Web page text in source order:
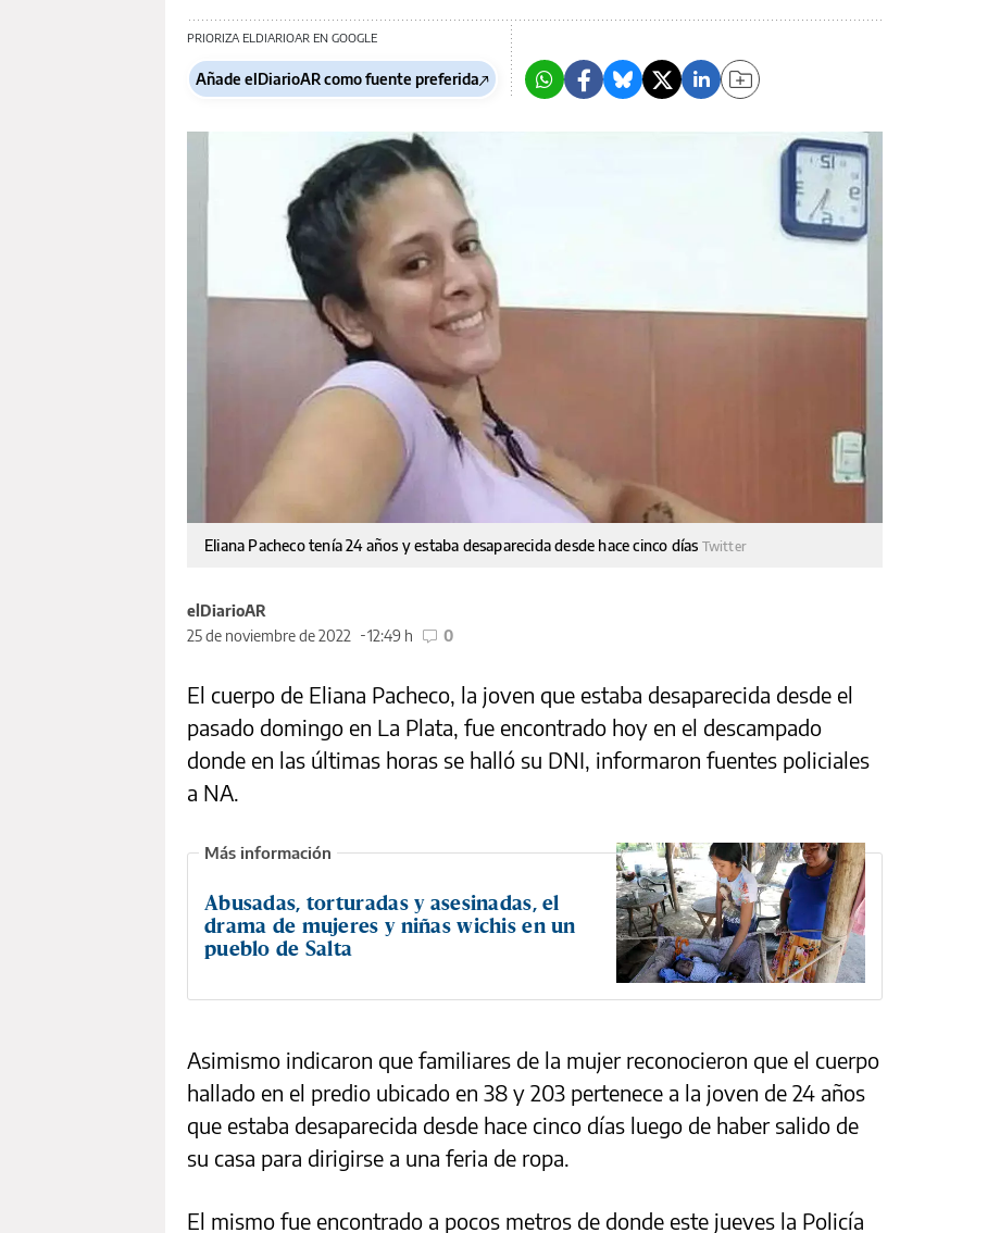
PRIORIZA ELDIARIOAR EN GOOGLE
Añade elDiarioAR como fuente preferida
Eliana Pacheco tenía 24 años y estaba desaparecida desde hace cinco días Twitter
elDiarioAR
25 de noviembre de 2022
12:49 h 0
El cuerpo de Eliana Pacheco, la joven que estaba desaparecida desde el
pasado domingo en La Plata, fue encontrado hoy en el descampado
donde en las últimas horas se halló su DNI, informaron fuentes policiales
a NA.
Abusadas, torturadas y asesinadas, el
drama de mujeres y niñas wichis en un
pueblo de Salta
Asimismo indicaron que familiares de la mujer reconocieron que el cuerpo
hallado en el predio ubicado en 38 y 203 pertenece a la joven de 24 años
que estaba desaparecida desde hace cinco días luego de haber salido de
su casa para dirigirse a una feria de ropa.
El mismo fue encontrado a pocos metros de donde este jueves la Policía